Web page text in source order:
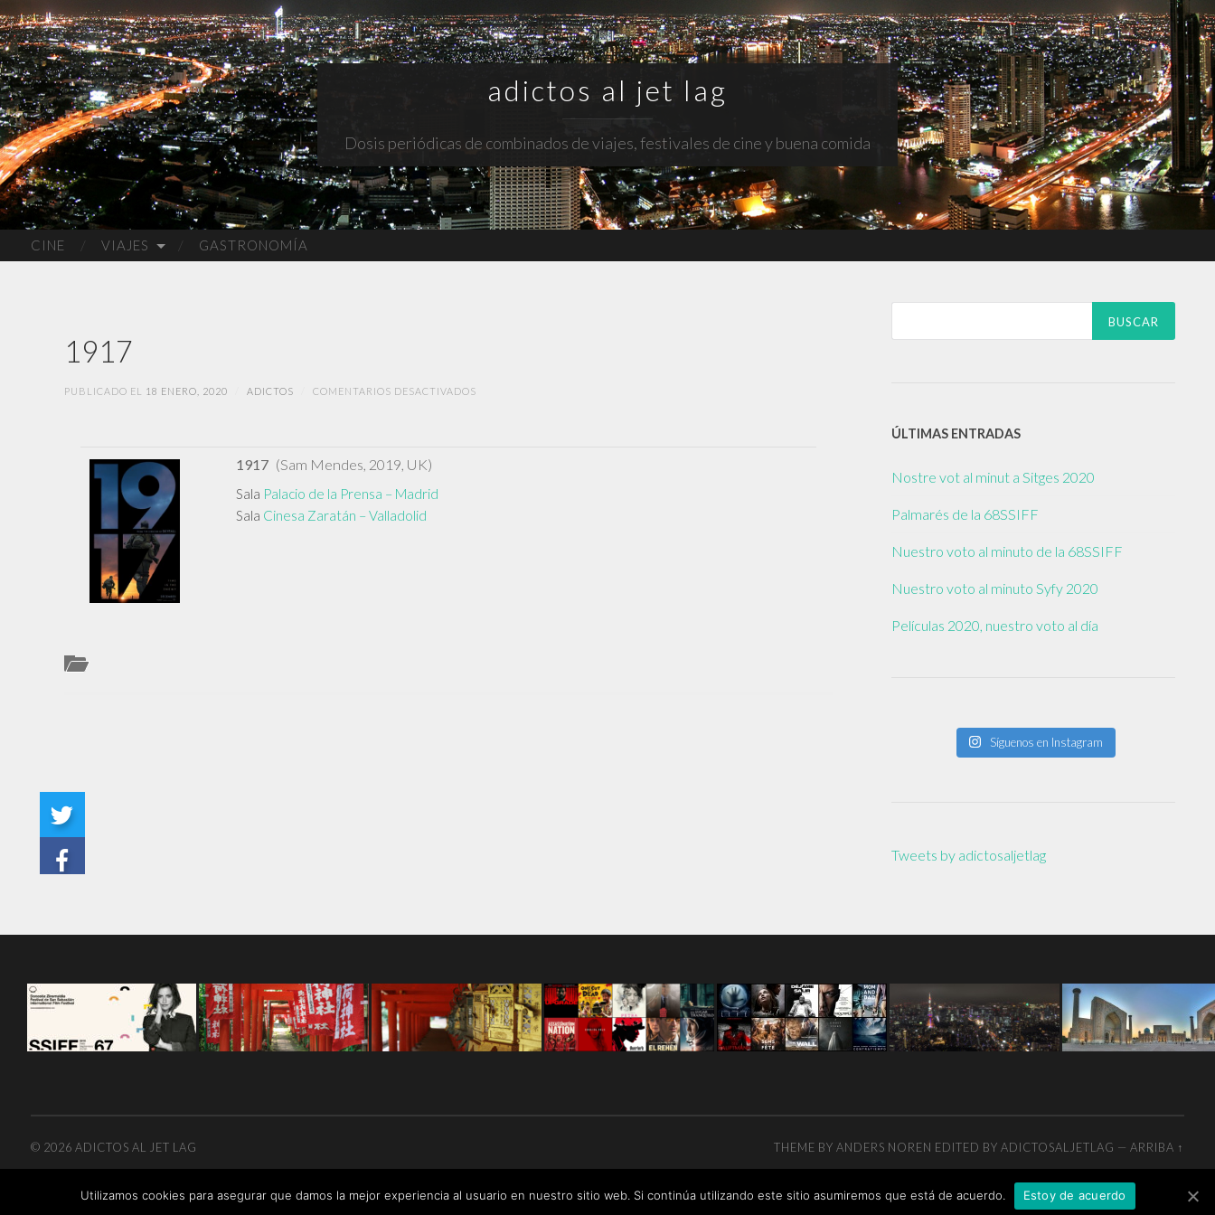
adictos al jet lag
Dosis periódicas de combinados de viajes, festivales de cine y buena comida
CINE VIAJES GASTRONOMÍA
1917
PUBLICADO EL 18 ENERO, 2020 ADICTOS COMENTARIOS DESACTIVADOSEN
1917 (Sam Mendes, 2019, UK)
Sala Palacio de la Prensa – Madrid
Sala Cinesa Zaratán – Valladolid
ÚLTIMAS ENTRADAS
Nostre vot al minut a Sitges 2020
Palmarés de la 68SSIFF
Nuestro voto al minuto de la 68SSIFF
Nuestro voto al minuto Syfy 2020
Películas 2020, nuestro voto al día
Síguenos en Instagram
Tweets by adictosaljetlag
© 2026 ADICTOS AL JET LAG THEME BYANDERS NOREN EDITED BY ADICTOSALJETLAG —ARRIBA ↑
Utilizamos cookies para asegurar que damos la mejor experiencia al usuario en nuestro sitio web. Si continúa utilizando este sitio asumiremos que está de acuerdo. Estoy de acuerdo